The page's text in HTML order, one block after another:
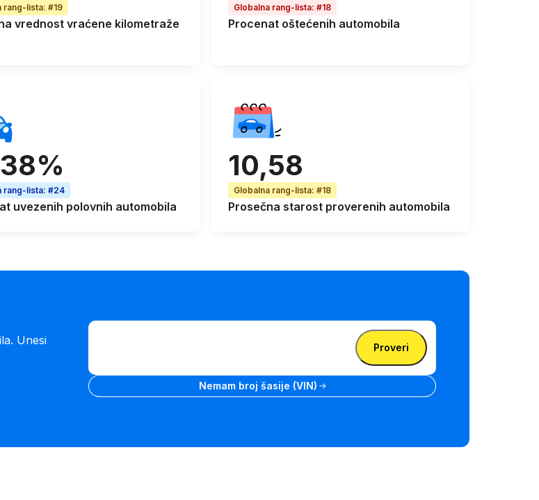
rang-lista: #19
vrednost vraćene kilometraže
Globalna rang-lista:#18
Procenat oštećenih automobila
rang-lista: #24
uvezenih polovnih automobila
10,58
Globalna rang-lista:#18
Prosečna starost proverenih automobila
Unesi
Unesi VIN broj
brojUnesi VIN broj
Proveri
Nemam broj šasije (VIN)